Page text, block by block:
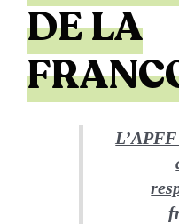
DE LA